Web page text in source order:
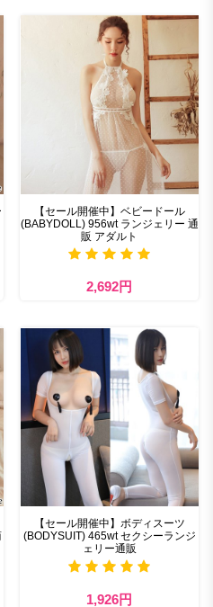
【セール開催中】ベビードール
(BABYDOLL) 956wt ランジェリー 通
販 アダルト
2,692円
【セール開催中】ボディスーツ
(BODYSUIT) 465wt セクシーランジ
ェリー通販
1,926円